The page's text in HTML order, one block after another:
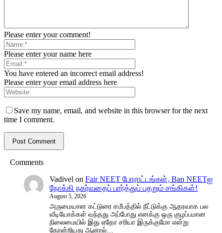
Please enter your comment!
Please enter your name here
You have entered an incorrect email address!
Please enter your email address here
Save my name, email, and website in this browser for the next
time I comment.
Comments
Vadivel on Fair NEET போராட்டங்கள், Ban NEETஐ
நோக்கி நகர்வதைப் பார்த்துப் பதறும் சங்கிகள்!
August 5, 2026
அருமையான கட்டுரை சமீபத்தில் நீட்டுக்கு ஆதரவாக பல
வீடியோக்கள் வந்தது அப்போது எனக்கு ஒரு குழப்பமான
நிலைமையில் இது ஏதோ சரியா இருக்குமோ என்று
தோன்றியது ஆனால்…